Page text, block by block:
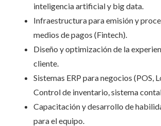
inteligencia artificial y big data.
Infraestructura para emisión y
medios de pagos (Fintech).
Diseño y optimización de la
cliente.
Sistemas ERP para negocios (POS,
Control de inventario, sistema
Capacitación y desarrollo de
para el equipo.